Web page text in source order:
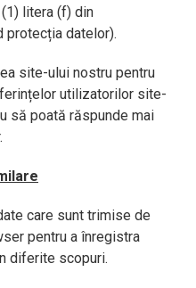
litera (f) din
protecția datelor).
site-ului nostru pentru
utilizatorilor site-
să poată răspunde mai
care sunt trimise de
pentru a înregistra
diferite scopuri.